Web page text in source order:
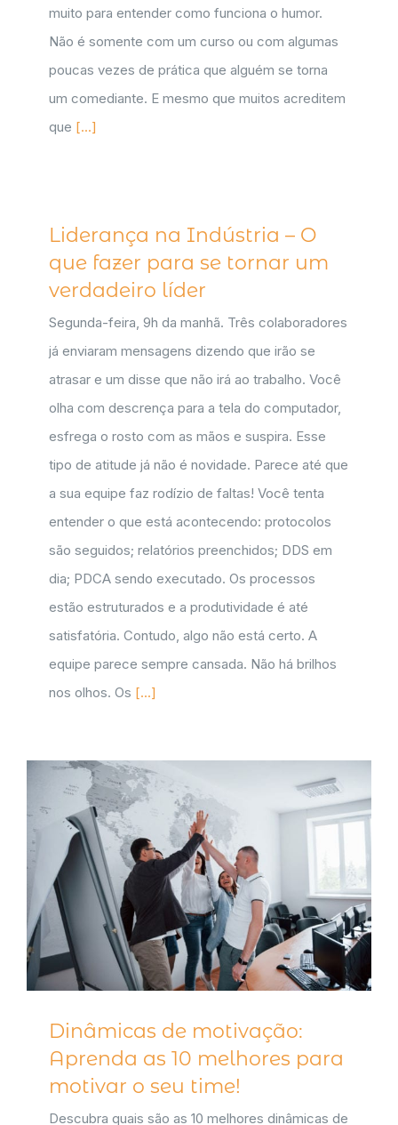
muito para entender como funciona o humor.
Não é somente com um curso ou com algumas
poucas vezes de prática que alguém se torna
um comediante. E mesmo que muitos acreditem
que [...]
Liderança na Indústria – O
que fazer para se tornar um
verdadeiro líder
Segunda-feira, 9h da manhã. Três colaboradores
já enviaram mensagens dizendo que irão se
atrasar e um disse que não irá ao trabalho. Você
olha com descrença para a tela do computador,
esfrega o rosto com as mãos e suspira. Esse
tipo de atitude já não é novidade. Parece até que
a sua equipe faz rodízio de faltas! Você tenta
entender o que está acontecendo: protocolos
são seguidos; relatórios preenchidos; DDS em
dia; PDCA sendo executado. Os processos
estão estruturados e a produtividade é até
satisfatória. Contudo, algo não está certo. A
equipe parece sempre cansada. Não há brilhos
nos olhos. Os [...]
Dinâmicas de motivação:
Aprenda as 10 melhores para
motivar o seu time!
Descubra quais são as 10 melhores dinâmicas de